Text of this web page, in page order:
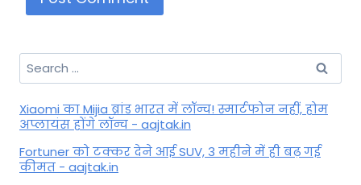
Search
for:
Xiaomi का Mijia ब्रांड भारत में लॉन्च! स्मार्टफोन नहीं, होम
अप्लायंस होंगे लॉन्च - aajtak.in
Fortuner को टक्कर देने आई SUV, 3 महीने में ही बढ़ गई
कीमत - aajtak.in